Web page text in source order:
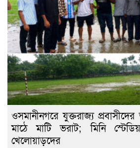
ওসমানীনগরে যুক্তরাজ্য প্রবাসীদের
মাঠে মাটি ভরাট; মিনি
খেলোয়াড়দের